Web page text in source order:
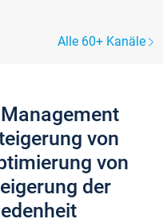
Alle 60+ Kanäle
von
von
der